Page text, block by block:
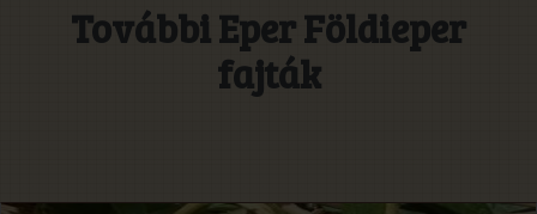
További Eper Földieper
fajták